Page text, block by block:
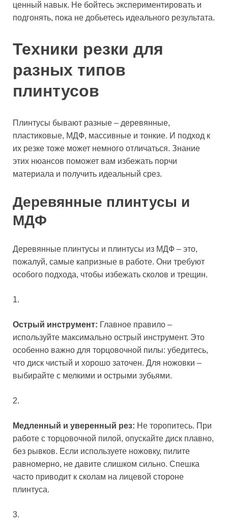
ценный навык. Не бойтесь экспериментировать и
подгонять, пока не добьетесь идеального результата.
Техники резки для
разных типов
плинтусов
Плинтусы бывают разные – деревянные,
пластиковые, МДФ, массивные и тонкие. И подход к
их резке тоже может немного отличаться. Знание
этих нюансов поможет вам избежать порчи
материала и получить идеальный срез.
Деревянные плинтусы и
МДФ
Деревянные плинтусы и плинтусы из МДФ – это,
пожалуй, самые капризные в работе. Они требуют
особого подхода, чтобы избежать сколов и трещин.
1.
Острый инструмент: Главное правило –
используйте максимально острый инструмент. Это
особенно важно для торцовочной пилы: убедитесь,
что диск чистый и хорошо заточен. Для ножовки –
выбирайте с мелкими и острыми зубьями.
2.
Медленный и уверенный рез: Не торопитесь. При
работе с торцовочной пилой, опускайте диск плавно,
без рывков. Если используете ножовку, пилите
равномерно, не давите слишком сильно. Спешка
часто приводит к сколам на лицевой стороне
плинтуса.
3.